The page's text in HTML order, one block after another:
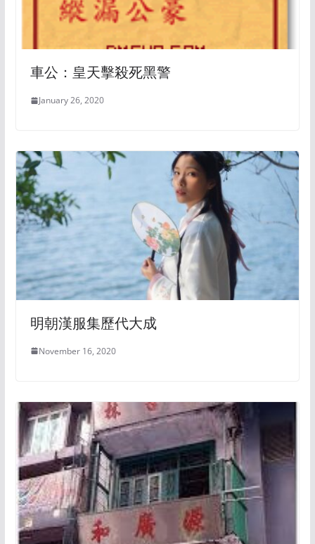
車公：皇天擊殺死黑警
January 26, 2020
明朝漢服集歷代大成
November 16, 2020